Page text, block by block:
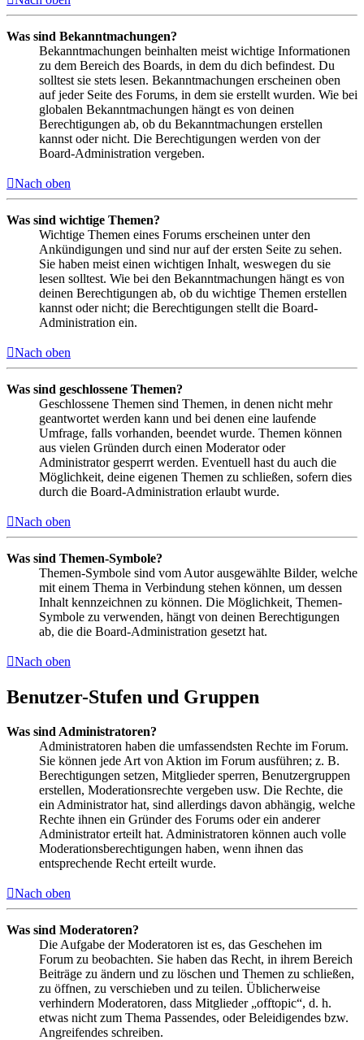
Was sind Bekanntmachungen?
Bekanntmachungen beinhalten meist wichtige Informationen
zu dem Bereich des Boards, in dem du dich befindest. Du
solltest sie stets lesen. Bekanntmachungen erscheinen oben
auf jeder Seite des Forums, in dem sie erstellt wurden. Wie bei
globalen Bekanntmachungen hängt es von deinen
Berechtigungen ab, ob du Bekanntmachungen erstellen
kannst oder nicht. Die Berechtigungen werden von der
Board-Administration vergeben.
Nach oben
Was sind wichtige Themen?
Wichtige Themen eines Forums erscheinen unter den
Ankündigungen und sind nur auf der ersten Seite zu sehen.
Sie haben meist einen wichtigen Inhalt, weswegen du sie
lesen solltest. Wie bei den Bekanntmachungen hängt es von
deinen Berechtigungen ab, ob du wichtige Themen erstellen
kannst oder nicht; die Berechtigungen stellt die Board-
Administration ein.
Nach oben
Was sind geschlossene Themen?
Geschlossene Themen sind Themen, in denen nicht mehr
geantwortet werden kann und bei denen eine laufende
Umfrage, falls vorhanden, beendet wurde. Themen können
aus vielen Gründen durch einen Moderator oder
Administrator gesperrt werden. Eventuell hast du auch die
Möglichkeit, deine eigenen Themen zu schließen, sofern dies
durch die Board-Administration erlaubt wurde.
Nach oben
Was sind Themen-Symbole?
Themen-Symbole sind vom Autor ausgewählte Bilder, welche
mit einem Thema in Verbindung stehen können, um dessen
Inhalt kennzeichnen zu können. Die Möglichkeit, Themen-
Symbole zu verwenden, hängt von deinen Berechtigungen
ab, die die Board-Administration gesetzt hat.
Nach oben
Benutzer-Stufen und Gruppen
Was sind Administratoren?
Administratoren haben die umfassendsten Rechte im Forum.
Sie können jede Art von Aktion im Forum ausführen; z. B.
Berechtigungen setzen, Mitglieder sperren, Benutzergruppen
erstellen, Moderationsrechte vergeben usw. Die Rechte, die
ein Administrator hat, sind allerdings davon abhängig, welche
Rechte ihnen ein Gründer des Forums oder ein anderer
Administrator erteilt hat. Administratoren können auch volle
Moderationsberechtigungen haben, wenn ihnen das
entsprechende Recht erteilt wurde.
Nach oben
Was sind Moderatoren?
Die Aufgabe der Moderatoren ist es, das Geschehen im
Forum zu beobachten. Sie haben das Recht, in ihrem Bereich
Beiträge zu ändern und zu löschen und Themen zu schließen,
zu öffnen, zu verschieben und zu teilen. Üblicherweise
verhindern Moderatoren, dass Mitglieder „offtopic“, d. h.
etwas nicht zum Thema Passendes, oder Beleidigendes bzw.
Angreifendes schreiben.